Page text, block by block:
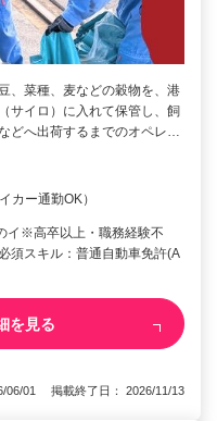
、菜種、麦などの穀物を、港
サイロ）に入れて保管し、飼
どへ出荷するまでのオペレ…
カー通勤OK）
イ※高卒以上・職務経験不
須スキル：普通自動車免許(A
を見る
06/01 掲載終了日： 2026/11/13